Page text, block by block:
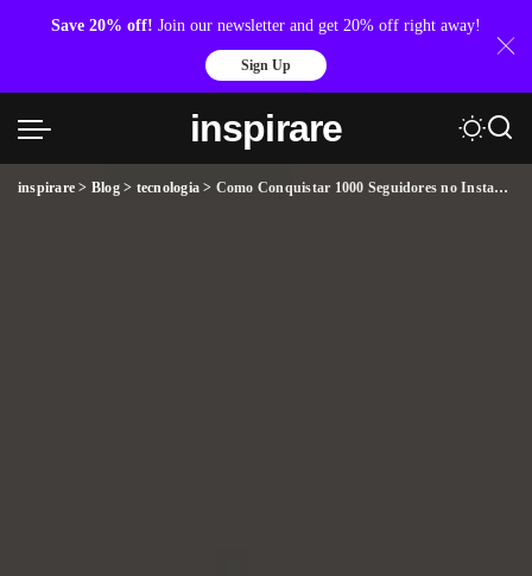
Save 20% off! Join our newsletter and get 20% off right away!
Sign Up
inspirare
inspirare > Blog> tecnologia > Como Conquistar 1000 Seguidores no Instagram em Poucas Horas e Gratuitamente